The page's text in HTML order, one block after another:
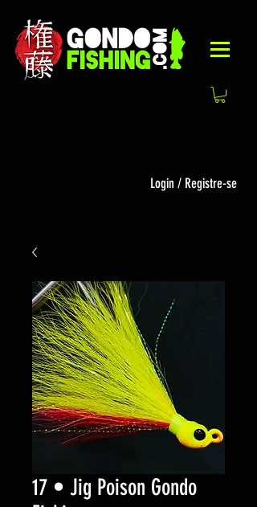
Login / Registre-se
17 • Jig Poison Gondo